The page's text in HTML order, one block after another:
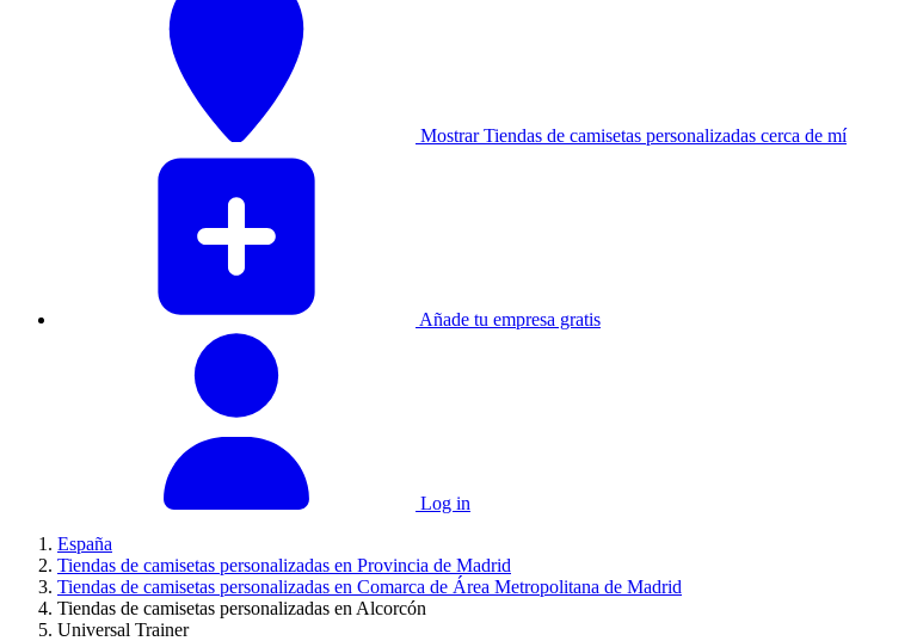
Mostrar Tiendas de camisetas personalizadas cerca de mí
Añade tu empresa gratis
Log in
España
Tiendas de camisetas personalizadas en Provincia de Madrid
Tiendas de camisetas personalizadas en Comarca de Área Metropolitana de Madrid
Tiendas de camisetas personalizadas en Alcorcón
Universal Trainer